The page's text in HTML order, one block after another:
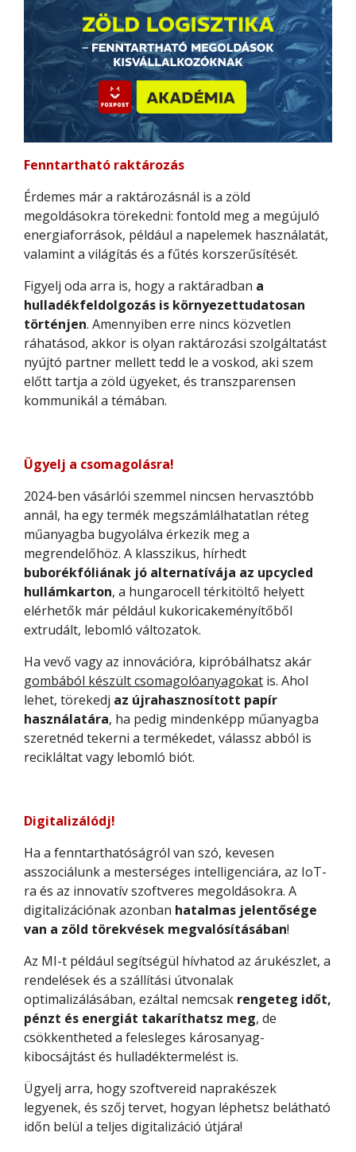
Fenntartható raktározás
Érdemes már a raktározásnál is a zöld
megoldásokra törekedni: fontold meg a megújuló
energiaforrások, például a napelemek használatát,
valamint a világítás és a fűtés korszerűsítését.
Figyelj oda arra is, hogy a raktáradban a
hulladékfeldolgozás is környezettudatosan
történjen. Amennyiben erre nincs közvetlen
ráhatásod, akkor is olyan raktározási szolgáltatást
nyújtó partner mellett tedd le a voskod, aki szem
előtt tartja a zöld ügyeket, és transzparensen
kommunikál a témában.
Ügyelj a csomagolásra!
2024-ben vásárlói szemmel nincsen hervasztóbb
annál, ha egy termék megszámlálhatatlan réteg
műanyagba bugyolálva érkezik meg a
megrendelőhöz. A klasszikus, hírhedt
buborékfóliának jó alternatívája az upcycled
hullámkarton, a hungarocell térkitöltő helyett
elérhetők már például kukoricakeményítőből
extrudált, lebomló változatok.
Ha vevő vagy az innovációra, kipróbálhatsz akár
gombából készült csomagolóanyagokat is. Ahol
lehet, törekedj az újrahasznosított papír
használatára, ha pedig mindenképp műanyagba
szeretnéd tekerni a termékedet, válassz abból is
recikláltat vagy lebomló biót.
Digitalizálódj!
Ha a fenntarthatóságról van szó, kevesen
asszociálunk a mesterséges intelligenciára, az IoT-
ra és az innovatív szoftveres megoldásokra. A
digitalizációnak azonban hatalmas jelentősége
van a zöld törekvések megvalósításában!
Az MI-t például segítségül hívhatod az árukészlet, a
rendelések és a szállítási útvonalak
optimalizálásában, ezáltal nemcsak rengeteg időt,
pénzt és energiát takaríthatsz meg, de
csökkentheted a felesleges károsanyag-
kibocsájtást és hulladéktermelést is.
Ügyelj arra, hogy szoftvereid naprakészek
legyenek, és szőj tervet, hogyan léphetsz belátható
időn belül a teljes digitalizáció útjára!